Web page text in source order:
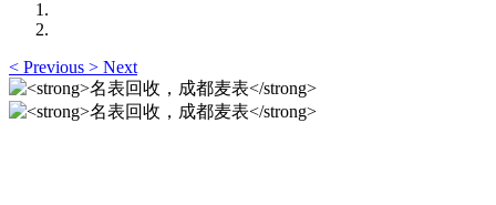
< Previous > Next